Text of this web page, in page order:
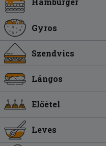
Gyros
Szendvics
Lángos
Előétel
Leves